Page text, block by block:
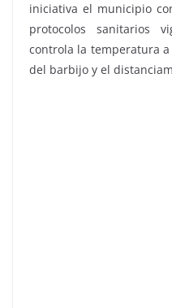
iniciativa el municipio
protocolos sanitarios
controla la temperatura
del barbijo y el